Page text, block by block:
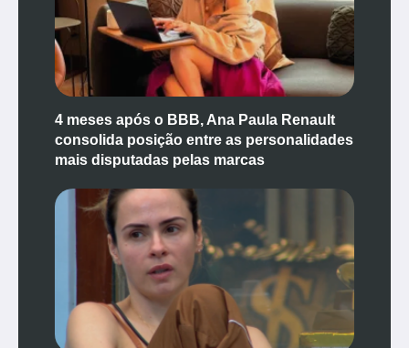
4 meses após o BBB, Ana Paula Renault
consolida posição entre as personalidades
mais disputadas pelas marcas